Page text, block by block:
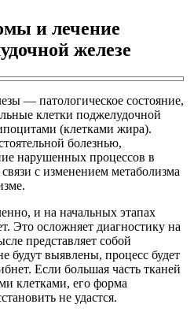
и лечение
железе
— патологическое состояние,
клетки поджелудочной
(клетками жира).
болезнью,
нарушенных процессов в
с изменением метаболизма
и на начальных этапах
Это осложняет диагностику на
представляет собой
будут выявлены, процесс будет
Если большая часть тканей
клетками, его форма
не удастся.